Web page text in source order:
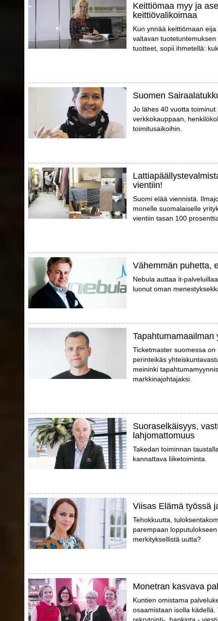
Keittiömaa myy ja
keittiövalikoimaa
Kun ynnää keittiömaan
valtavan
tuotteet, sopii ihmetellä:
Suomen
Jo lähes 40 vuotta
verkkokauppaan,
toimitusaikoihin.
vientiin!
Suomi elää viennistä.
monelle suomalaiselle
vientiin tasan 100
Vähemmän puhetta,
Nebula auttaa it-
luonut oman
Tapahtumamaailman
Ticketmaster suomessa
perinteikäs
meininki
markkinajohtajaksi.
Suoraselkäisyys,
lahjomattomuus
Takedan toiminnan
kannattava liiketoiminta.
Viisas Elämä työssä
Tehokkuutta,
parempaan
merkityksellistä uutta?
Monetran kasvava
Kuntien omistama
osaamistaan isolla